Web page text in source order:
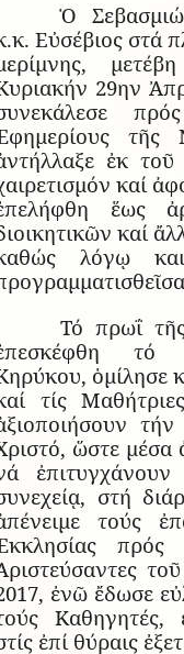
Ὁ
Εὐσέβιος στά
29ην
τῆς
ἐκ
καί
ἕως
καί
λόγῳ
Τό πρωΐ
τό
ὁμίλησε
τίς
ὥστε μέσα
στή
τούς
πρός
ἐνῶ ἔδωσε
Καθηγητές,
ἐπί θύραις